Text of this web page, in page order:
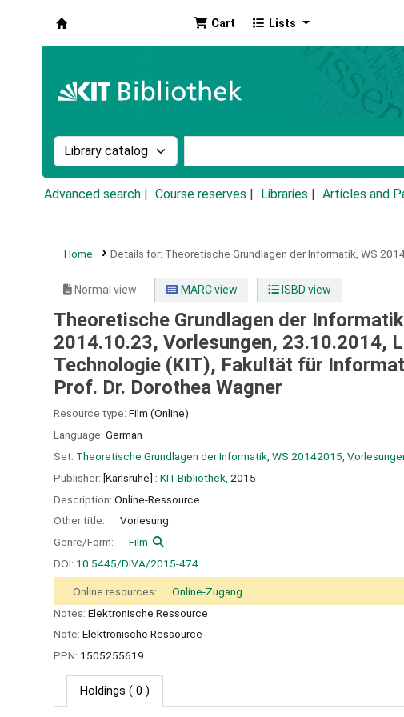
Cart Lists
Search the catalog by:
Advanced search Course reserves Libraries Articles and
Home Details for: Theoretische Grundlagen der Informatik, WS
Normal view MARC view ISBD view
Theoretische Grundlagen der
2014.10.23, Vorlesungen, 23.10.2014,
Technologie (KIT), Fakultät für
Prof. Dr. Dorothea Wagner
Resource type: Film (Online)
Language: German
Set: Theoretische Grundlagen der Informatik, WS 20142015,
Publisher: [Karlsruhe] : KIT-Bibliothek, 2015
Description: Online-Ressource
Other title:
Vorlesung
Genre/Form:
Film
DOI: 10.5445/DIVA/2015-474
Online resources:
Online-Zugang
Notes: Elektronische Ressource
Note: Elektronische Ressource
PPN: 1505255619
Holdings ( 0 )